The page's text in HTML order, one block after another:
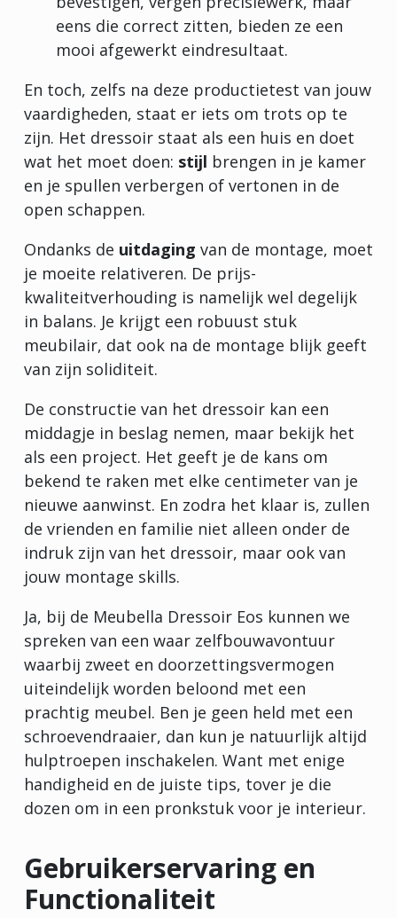
eens die correct zitten, bieden ze een
mooi afgewerkt eindresultaat.
En toch, zelfs na deze productietest van jouw
vaardigheden, staat er iets om trots op te
zijn. Het dressoir staat als een huis en doet
wat het moet doen: stijl brengen in je kamer
en je spullen verbergen of vertonen in de
open schappen.
Ondanks de uitdaging van de montage, moet
je moeite relativeren. De prijs-
kwaliteitverhouding is namelijk wel degelijk
in balans. Je krijgt een robuust stuk
meubilair, dat ook na de montage blijk geeft
van zijn soliditeit.
De constructie van het dressoir kan een
middagje in beslag nemen, maar bekijk het
als een project. Het geeft je de kans om
bekend te raken met elke centimeter van je
nieuwe aanwinst. En zodra het klaar is, zullen
de vrienden en familie niet alleen onder de
indruk zijn van het dressoir, maar ook van
jouw montage skills.
Ja, bij de Meubella Dressoir Eos kunnen we
spreken van een waar zelfbouwavontuur
waarbij zweet en doorzettingsvermogen
uiteindelijk worden beloond met een
prachtig meubel. Ben je geen held met een
schroevendraaier, dan kun je natuurlijk altijd
hulptroepen inschakelen. Want met enige
handigheid en de juiste tips, tover je die
dozen om in een pronkstuk voor je interieur.
Gebruikerservaring en
Functionaliteit